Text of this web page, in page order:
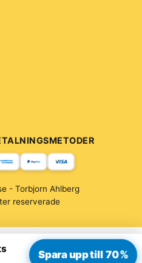
Spara upp till 70%
- Torbjorn Ahlberg
reserverade